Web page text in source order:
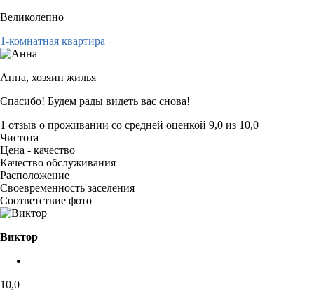
Великолепно
1-комнатная квартира
Анна, хозяин жилья
Спасибо! Будем рады видеть вас снова!
1 отзыв о проживании со средней оценкой 9,0 из 10,0
Чистота
Цена - качество
Качество обслуживания
Расположение
Своевременность заселения
Соответствие фото
Виктор
10,0